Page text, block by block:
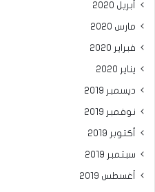
أبريل 2020
مارس 2020
فبراير 2020
يناير 2020
ديسمبر 2019
نوفمبر 2019
أكتوبر 2019
سبتمبر 2019
أغسطس 2019